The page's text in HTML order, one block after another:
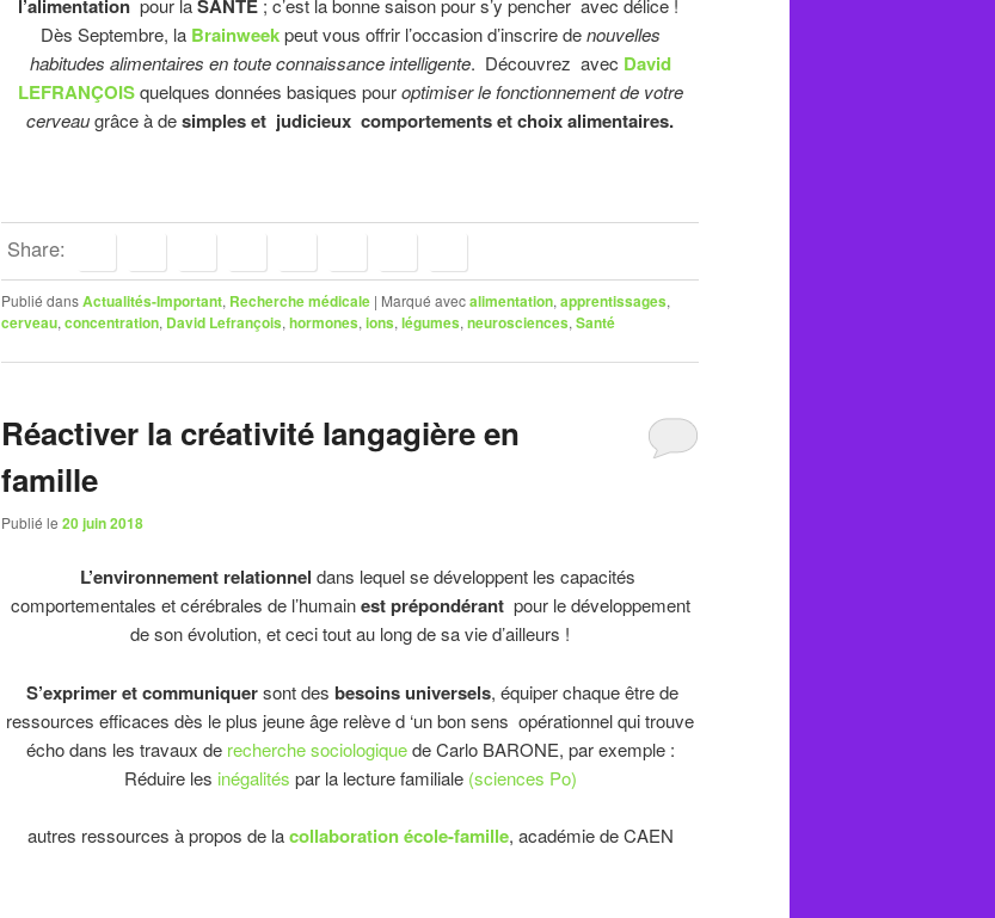
l’alimentationpour laSANTÉ; c’est la bonne saison pour s’y pencher avec délice !
Dès Septembre, la Brainweekpeut vous offrir l’occasion d’inscrire denouvelles
habitudes alimentaires en toute connaissance intelligente. Découvrez avec David
LEFRANÇOIS quelques données basiques pouroptimiser le fonctionnement de votre
cerveaugrâce à desimples et judicieux comportements et choix alimentaires.
Share:
Publié dansActualités-Important, Recherche médicale | Marqué avecalimentation, apprentissages,
cerveau, concentration, David Lefrançois, hormones, ions, légumes, neurosciences, Santé
Réactiver la créativité langagière en
famille
Publié le 20 juin 2018
L’environnement relationnel dans lequel se développent les capacités
comportementales et cérébrales de l’humainest prépondérantpour le développement
de son évolution, et ceci tout au long de sa vie d’ailleurs !
S’exprimer et communiquersont des besoins universels, équiper chaque être de
ressources efficaces dès le plus jeune âge relève d ‘un bon sens opérationnel qui trouve
écho dans les travaux derecherche sociologiquede Carlo BARONE, par exemple :
Réduire les inégalités par la lecture familiale (sciences Po)
autres ressources à propos de lacollaboration école-famille, académie de CAEN